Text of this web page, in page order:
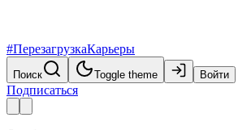
#ПерезагрузкаКарьеры
Поиск Toggle theme Войти
Подписаться